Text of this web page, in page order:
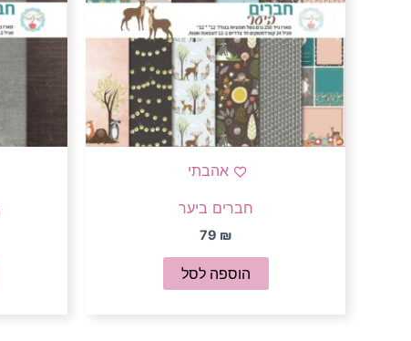
אהבתי
חברים ביער
79 ₪
הוספה לסל